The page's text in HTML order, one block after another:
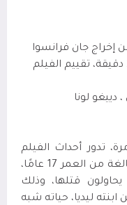
2016، الفيلم من إخراج جان فرانسوا
و2 دقيقة، تقييم الفيلم
دييغو لونا
تدور أحداث الفيلم
يلتقي محتال سابق مع ابنته البالغة من العمر 17 عامًا،
يحاولون قتلها، وذلك
ليديا، حياته شبه